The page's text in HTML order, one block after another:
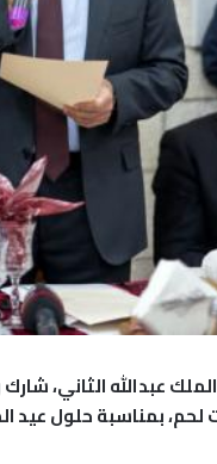
عبدالله الثاني،
بمناسبة حلول عيد